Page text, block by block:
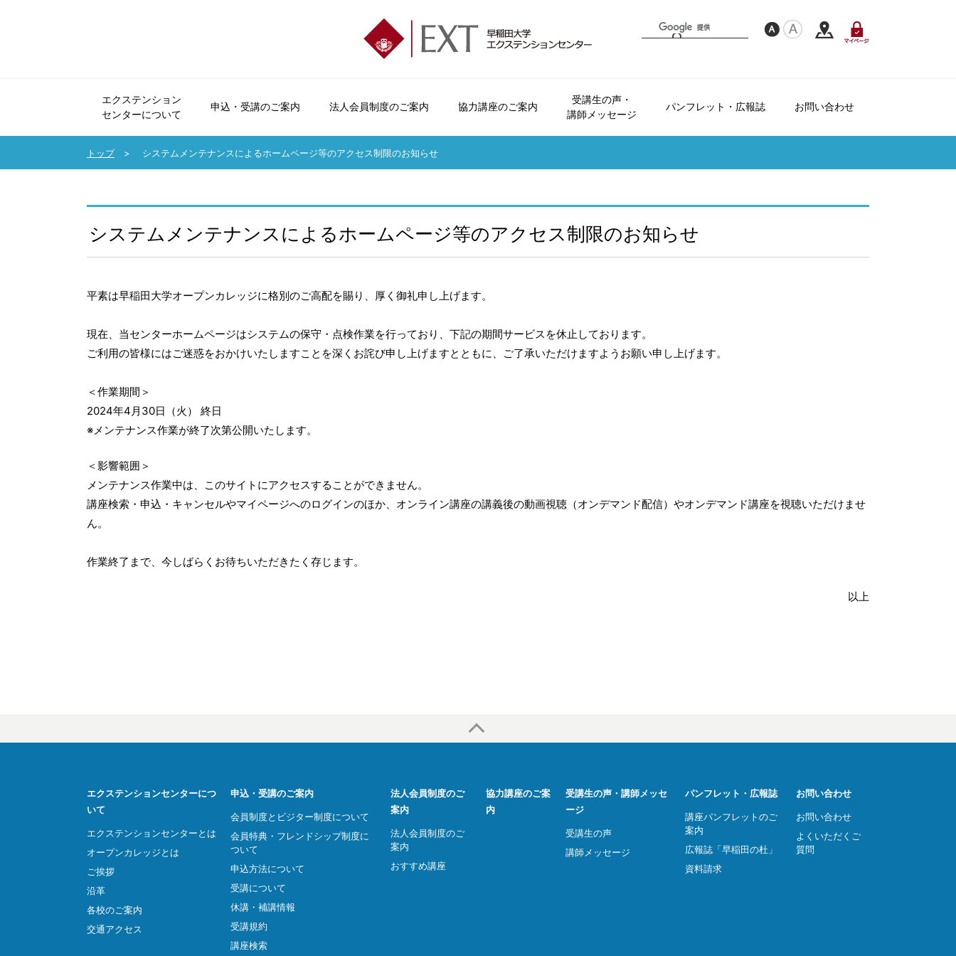
エクステンション
センターについて
エクステンションセンターとは
オープンカレッジとは
申込・受講のご案内
会員制度とビジター制度について
申込方法について
受講について
講座カレンダー
法人会員制度のご案内
法人会員制度のご案内
おすすめ講座
協力講座のご案内
協力講座のご案内
受講生の声・
講師メッセージ
受講生の声
講師メッセージ
パンフレット・広報誌
講座パンフレットのご案内
広報誌「早稲田の杜」
お問い合わせ
お問い合わせ
よくいただくご質問
トップ システムメンテナンスによるホームページ等のアクセス制限のお知らせ
システムメンテナンスによるホームページ等のアクセス制限のお知らせ
平素は早稲田大学オープンカレッジに格別のご高配を賜り、厚く御礼申し上げます。
現在、当センターホームページはシステムの保守・点検作業を行っており、下記の期間サービスを休止しております。
ご利用の皆様にはご迷惑をおかけいたしますことを深くお詫び申し上げますとともに、ご了承いただけますようお願い申し上げます。
＜作業期間＞
2024年4月30日（火） 終日
※メンテナンス作業が終了次第公開いたします。
＜影響範囲＞
メンテナンス作業中は、このサイトにアクセスすることができません。
講座検索・申込・キャンセルやマイページへのログインのほか、オンライン講座の講義後の動画視聴（オンデマンド配信）やオンデマンド講座を視聴いただけませ
ん。
作業終了まで、今しばらくお待ちいただきたく存じます。
以上
エクステンションセンターにつ
いて
エクステンションセンターとは
オープンカレッジとは
ご挨拶
沿革
各校のご案内
交通アクセス
申込・受講のご案内
会員制度とビジター制度について
会員特典・フレンドシップ制度に
ついて
申込方法について
受講について
休講・補講情報
受講規約
講座検索
法人会員制度のご
案内
法人会員制度のご
案内
おすすめ講座
協力講座のご案
内
受講生の声・講師メッセ
ージ
受講生の声
講師メッセージ
パンフレット・広報誌
講座パンフレットのご
案内
広報誌「早稲田の杜」
資料請求
お問い合わせ
お問い合わせ
よくいただくご
質問